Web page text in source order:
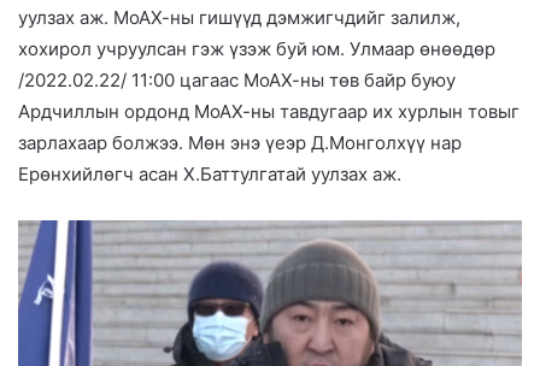
уулзах аж. МоАХ-ны гишүүд дэмжигчдийг залилж,
хохирол учруулсан гэж үзэж буй юм. Улмаар өнөөдөр
/2022.02.22/ 11:00 цагаас МоАХ-ны төв байр буюу
Ардчиллын ордонд МоАХ-ны тавдугаар их хурлын товыг
зарлахаар болжээ. Мөн энэ үеэр Д.Монголхүү нар
Ерөнхийлөгч асан Х.Баттулгатай уулзах аж.